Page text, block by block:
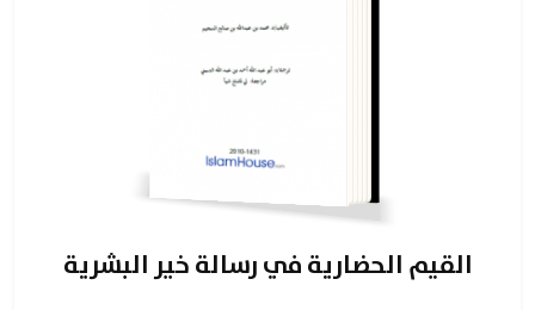
القيم الحضارية في رسالة خير البشرية